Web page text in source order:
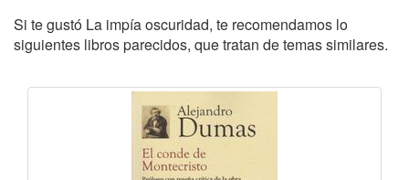
Si te gustó La impía oscuridad, te recomendamos lo
siguientes libros parecidos, que tratan de temas similares.